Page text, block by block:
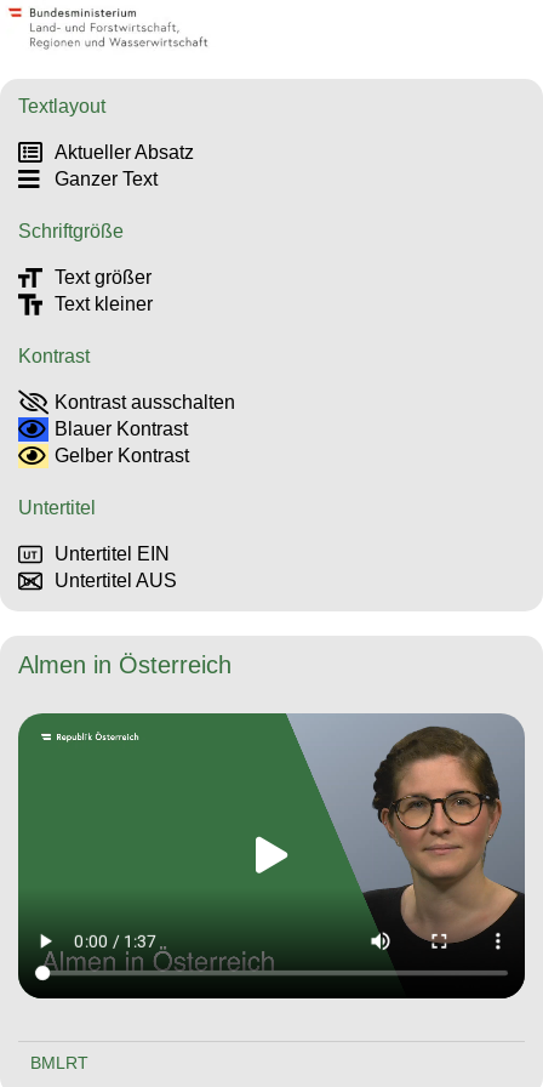
Almen in Österreich
Textlayout
Aktueller Absatz
Ganzer Text
Schriftgröße
Text größer
Text kleiner
Kontrast
Kontrast ausschalten
Blauer Kontrast
Gelber Kontrast
Untertitel
Untertitel EIN
Untertitel AUS
BMLRT